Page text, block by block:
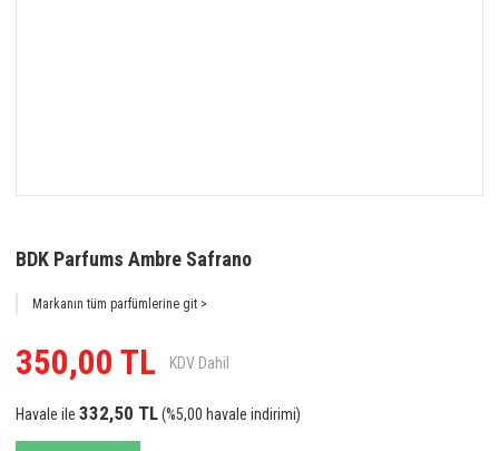
BDK Parfums Ambre Safrano
Markanın tüm parfümlerine git >
350,00 TL KDV Dahil
Havale ile 332,50 TL(%5,00 havale indirimi)